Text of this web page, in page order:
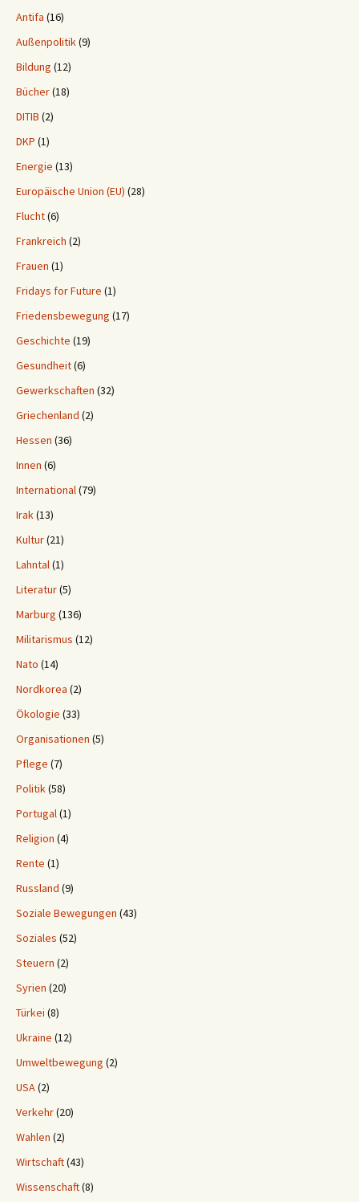
Antifa (16)
Außenpolitik(9)
Bildung (12)
Bücher(18)
DITIB (2)
DKP (1)
Energie (13)
Europäische Union (EU) (28)
Flucht(6)
Frankreich (2)
Frauen (1)
Fridays for Future (1)
Friedensbewegung (17)
Geschichte (19)
Gesundheit(6)
Gewerkschaften (32)
Griechenland (2)
Hessen (36)
Innen (6)
International(79)
Irak(13)
Kultur(21)
Lahntal(1)
Literatur(5)
Marburg (136)
Militarismus (12)
Nato (14)
Nordkorea (2)
Ökologie (33)
Organisationen (5)
Pflege (7)
Politik(58)
Portugal(1)
Religion (4)
Rente (1)
Russland (9)
Soziale Bewegungen (43)
Soziales (52)
Steuern (2)
Syrien (20)
Türkei (8)
Ukraine (12)
Umweltbewegung (2)
USA(2)
Verkehr(20)
Wahlen (2)
Wirtschaft(43)
Wissenschaft(8)